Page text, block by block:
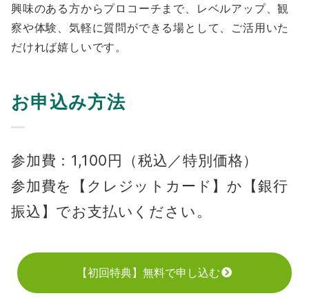
興味のある方からプロコーチまで、レベルアップ、観
察や体験、気軽に質問ができる場として、ご活用いた
だければ嬉しいです。
お申込み方法
参加費：1,100円（税込／特別価格）
参加費を【クレジットカード】か【銀行
振込】でお支払いください。
【初回特典】無料で申し込む